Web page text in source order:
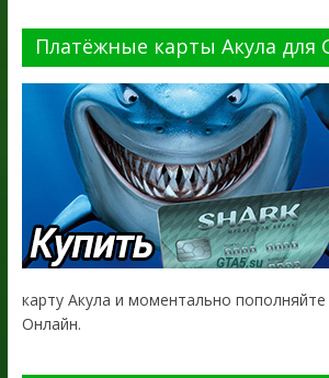
Платёжные карты Акула для
карту Акула и моментально
Онлайн.